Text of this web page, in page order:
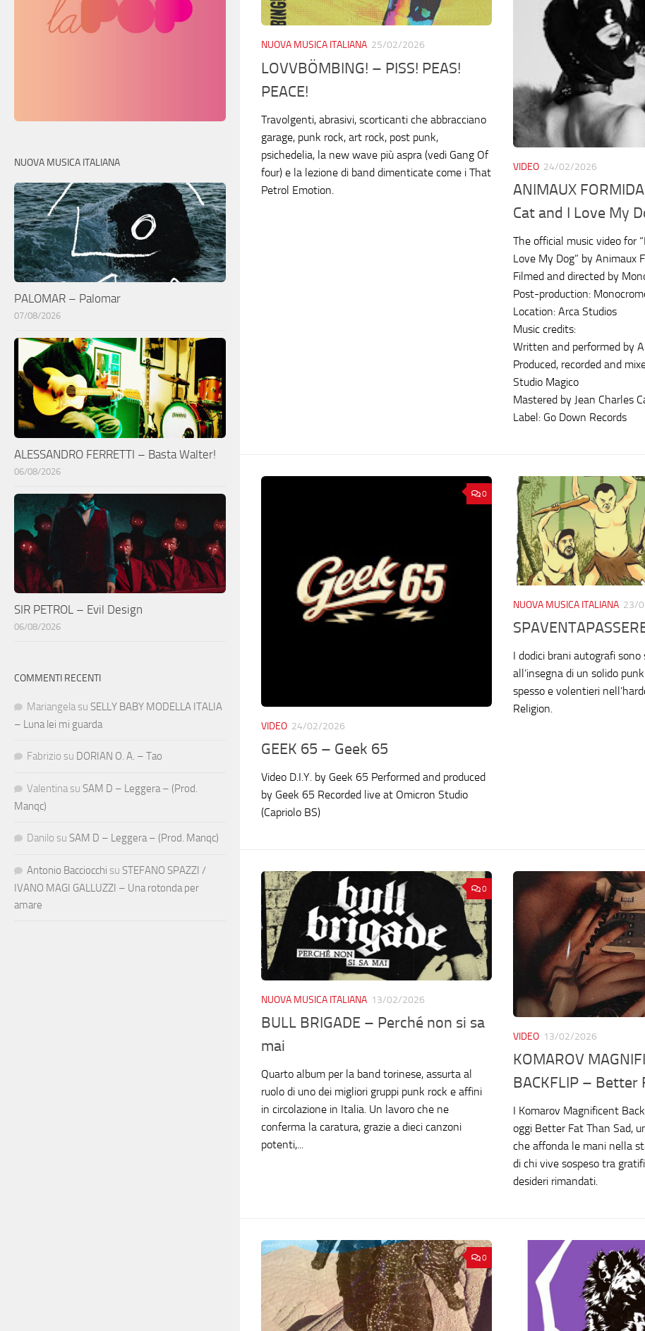
NUOVA MUSICA ITALIANA 25/02/2026
LOVVBÖMBING! – PISS! PEAS!
PEACE!
Travolgenti, abrasivi, scorticanti che abbracciano
garage, punk rock, art rock, post punk,
psichedelia, la new wave più aspra (vedi Gang Of
four) e la lezione di band dimenticate come i That
Petrol Emotion.
VIDEO 24/02/2026
ANIMAUX
Cat and I Love My
The official music video for
Love My Dog” by Animaux
Filmed and directed by
Post-production:
Location: Arca Studios
Music credits:
Written and performed by
Produced, recorded and
Studio Magico
Mastered by Jean Charles
Label: Go Down Records
0
VIDEO 24/02/2026
GEEK 65 – Geek 65
Video D.I.Y. by Geek 65 Performed and produced
by Geek 65 Recorded live at Omicron Studio
(Capriolo BS)
NUOVA MUSICA ITALIANA 23/
I dodici brani autografi sono
all’insegna di un solido
spesso e volentieri
Religion.
0
NUOVA MUSICA ITALIANA 13/02/2026
BULL BRIGADE – Perché non si sa
mai
Quarto album per la band torinese, assurta al
ruolo di uno dei migliori gruppi punk rock e affini
in circolazione in Italia. Un lavoro che ne
conferma la caratura, grazie a dieci canzoni
potenti,...
VIDEO 13/02/2026
KOMAROV
BACKFLIP – Better
I Komarov Magnificent
oggi Better Fat Than Sad,
che affonda le mani nella
di chi vive sospeso tra
desideri rimandati.
0
NUOVA MUSICA ITALIANA
PALOMAR – Palomar
07/08/2026
ALESSANDRO FERRETTI – Basta Walter!
06/08/2026
SIR PETROL – Evil Design
06/08/2026
COMMENTI RECENTI
Mariangela su SELLY BABY MODELLA ITALIA
– Luna lei mi guarda
Fabrizio su DORIAN O. A. – Tao
Valentina su SAM D – Leggera – (Prod.
Manqc)
Danilo su SAM D – Leggera – (Prod. Manqc)
Antonio Bacciocchi su STEFANO SPAZZI /
IVANO MAGI GALLUZZI – Una rotonda per
amare